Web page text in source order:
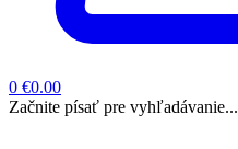
0 €0.00
Začnite písať pre vyhľadávanie...